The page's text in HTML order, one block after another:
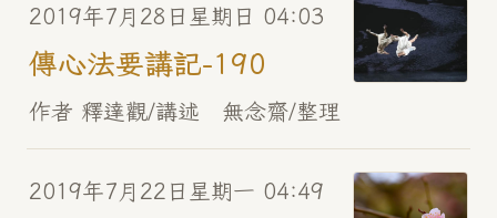
2019年7月28日星期日 04:03
傳心法要講記-190
作者 釋達觀/講述 無念齋/整理
2019年7月22日星期一 04:49